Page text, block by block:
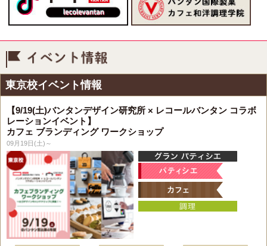
東京校イベント情報
【9/19(土)バンタンデザイン研究所 × レコールバンタン コラボ
レーションイベント】
カフェ ブランディング ワークショップ
09月19日(土)～